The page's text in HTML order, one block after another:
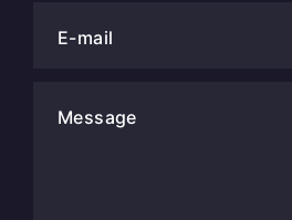
E-mail
Message